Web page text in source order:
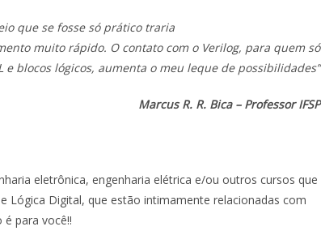
que se fosse só prático traria
muito rápido. O contato com o Verilog, para quem só
e blocos lógicos, aumenta o meu leque de possibilidades”
Marcus R. R. Bica – Professor IFSP
eletrônica, engenharia elétrica e/ou outros cursos que
Lógica Digital, que estão intimamente relacionadas com
para você!!